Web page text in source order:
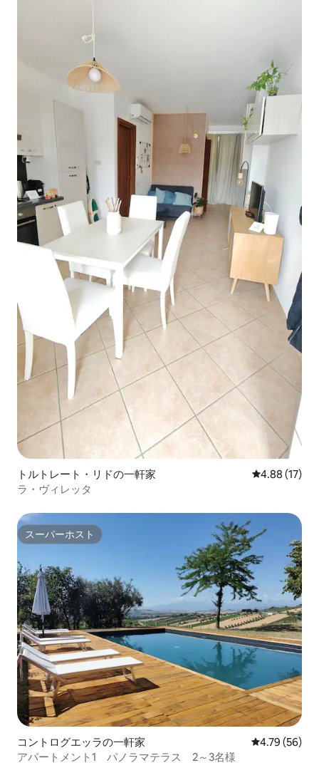
トルトレート・リドの一軒家 レビュー17
4.88 (17)
ラ・ヴィレッタ
スーパーホスト
スーパーホスト
コントログエッラの一軒家 レビュー56
4.79 (56)
アパートメント1 パノラマテラス 2～3名様